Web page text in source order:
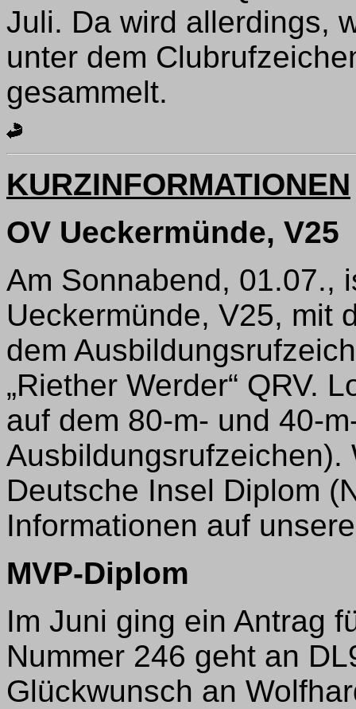
Juli. Da wird allerdings,
unter dem
gesammelt.
KURZINFORMATIONEN
OV Ueckermünde, V25
Am Sonnabend, 01.07.,
Ueckermünde, V25, mit
dem
„Riether Werder“ QRV.
auf dem 80-m- und 40-
Deutsche Insel Diplom
Informationen auf
MVP-Diplom
Im Juni ging ein Antrag
Nummer 246 geht an
Glückwunsch an